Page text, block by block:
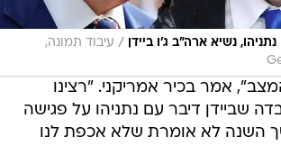
נשיא ארה"ב ג'ו ביידן / עיבוד תמונה,
אמר בכיר אמריקני. "רצינו
שביידן דיבר עם נתניהו על פגישה
השנה לא אומרת שלא אכפת לנו